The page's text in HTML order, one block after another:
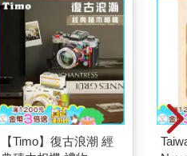
【Timo】復古浪潮 經